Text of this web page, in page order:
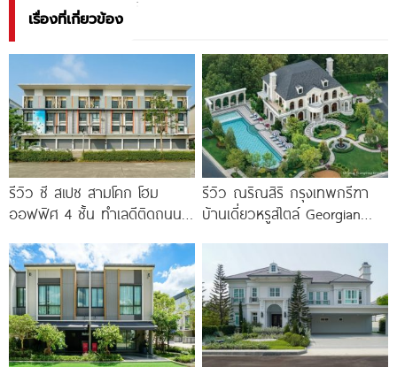
เรื่องที่เกี่ยวข้อง
รีวิว ซี สเปซ สามโคก โฮม
ออฟฟิศ 4 ชั้น ทำเลดีติดถนน
รีวิว ณริณสิริ กรุงเทพกรีฑา
บ้านเดี่ยวหรูสไตล์ Georgian
Brighton College